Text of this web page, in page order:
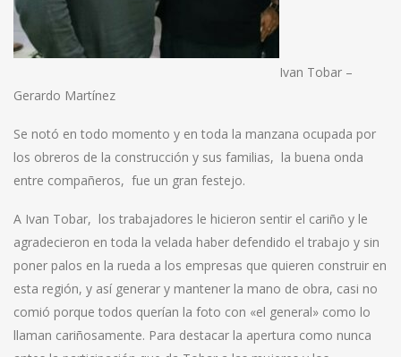
Ivan Tobar –
Gerardo Martínez
Se notó en todo momento y en toda la manzana ocupada por
los obreros de la construcción y sus familias, la buena onda
entre compañeros, fue un gran festejo.
A Ivan Tobar, los trabajadores le hicieron sentir el cariño y le
agradecieron en toda la velada haber defendido el trabajo y sin
poner palos en la rueda a los empresas que quieren construir en
esta región, y así generar y mantener la mano de obra, casi no
comió porque todos querían la foto con «el general» como lo
llaman cariñosamente. Para destacar la apertura como nunca